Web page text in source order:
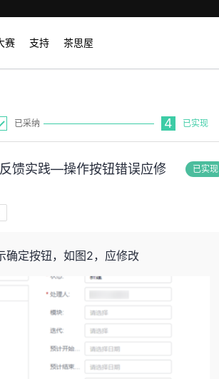
赛 支持 茶思屋
已采纳 4 已实现
馈实践—操作按钮错误应修
已实现
确定按钮，如图2，应修改